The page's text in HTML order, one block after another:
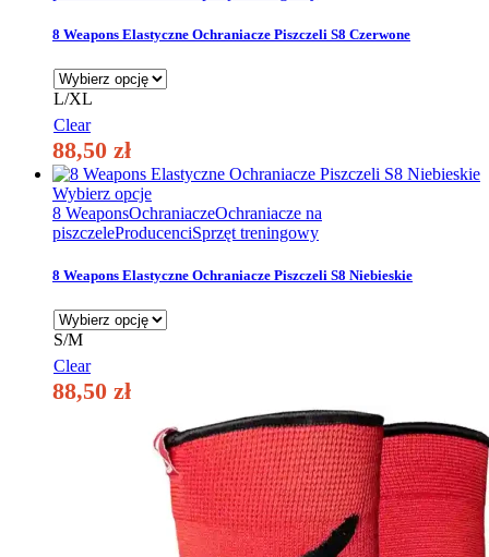
wariantów.
można
wybrać
8 Weapons Elastyczne Ochraniacze Piszczeli S8 Czerwone
L/XL
Clear
88,50 zł
Wybierz opcjeTen
produkt
ma
wariantów.
można
wybrać
8 WeaponsOchraniaczeOchraniacze na
piszczeleProducenciSprzęt treningowy
8 Weapons Elastyczne Ochraniacze Piszczeli S8 Niebieskie
S/M
Clear
88,50 zł